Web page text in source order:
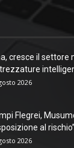
cresce il settore
2026
Flegrei,
al rischio”
2026